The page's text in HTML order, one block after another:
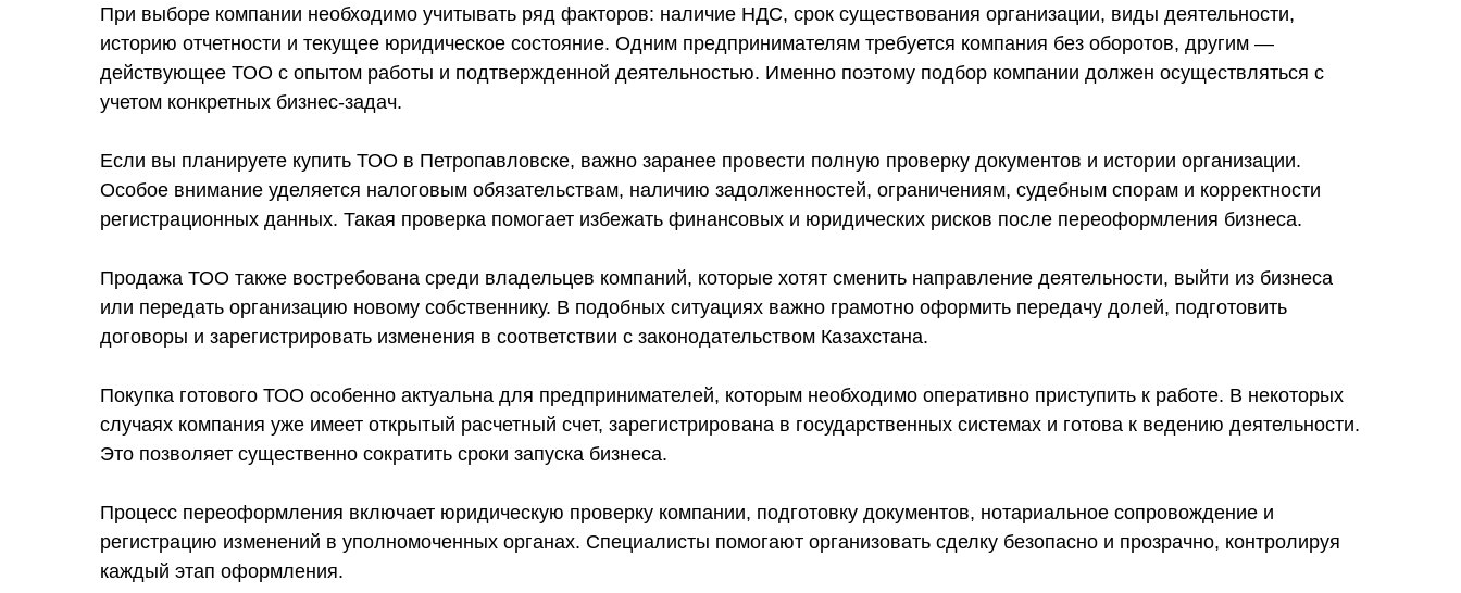
При выборе компании необходимо учитывать ряд факторов: наличие НДС, срок существования организации, виды деятельности,
историю отчетности и текущее юридическое состояние. Одним предпринимателям требуется компания без оборотов, другим —
действующее ТОО с опытом работы и подтвержденной деятельностью. Именно поэтому подбор компании должен осуществляться с
учетом конкретных бизнес-задач.
Если вы планируете купить ТОО в Петропавловске, важно заранее провести полную проверку документов и истории организации.
Особое внимание уделяется налоговым обязательствам, наличию задолженностей, ограничениям, судебным спорам и корректности
регистрационных данных. Такая проверка помогает избежать финансовых и юридических рисков после переоформления бизнеса.
Продажа ТОО также востребована среди владельцев компаний, которые хотят сменить направление деятельности, выйти из бизнеса
или передать организацию новому собственнику. В подобных ситуациях важно грамотно оформить передачу долей, подготовить
договоры и зарегистрировать изменения в соответствии с законодательством Казахстана.
Покупка готового ТОО особенно актуальна для предпринимателей, которым необходимо оперативно приступить к работе. В некоторых
случаях компания уже имеет открытый расчетный счет, зарегистрирована в государственных системах и готова к ведению деятельности.
Это позволяет существенно сократить сроки запуска бизнеса.
Процесс переоформления включает юридическую проверку компании, подготовку документов, нотариальное сопровождение и
регистрацию изменений в уполномоченных органах. Специалисты помогают организовать сделку безопасно и прозрачно, контролируя
каждый этап оформления.